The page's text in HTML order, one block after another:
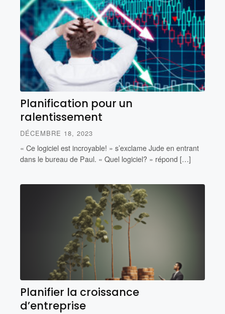
Planification pour un
ralentissement
DÉCEMBRE 18, 2023
« Ce logiciel est incroyable! » s’exclame Jude en entrant
dans le bureau de Paul. « Quel logiciel? » répond […]
Planifier la croissance
d’entreprise